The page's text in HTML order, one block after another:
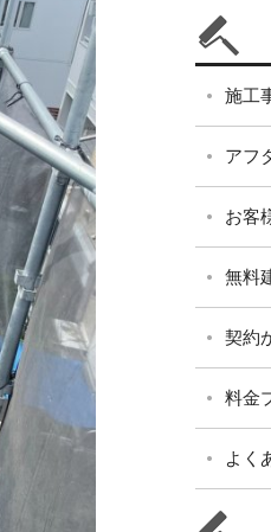
施工
アフ
お客
無料
契約
料金
よく